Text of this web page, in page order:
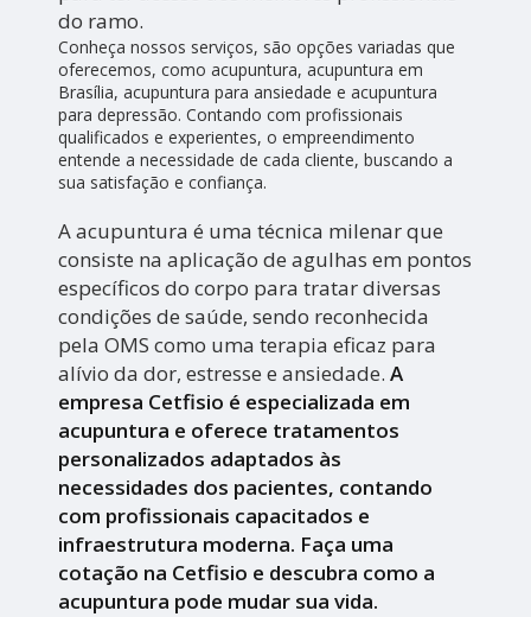
do ramo.
Conheça nossos serviços, são opções variadas que
oferecemos, como acupuntura, acupuntura em
Brasília, acupuntura para ansiedade e acupuntura
para depressão. Contando com profissionais
qualificados e experientes, o empreendimento
entende a necessidade de cada cliente, buscando a
sua satisfação e confiança.
A acupuntura é uma técnica milenar que
consiste na aplicação de agulhas em pontos
específicos do corpo para tratar diversas
condições de saúde, sendo reconhecida
pela OMS como uma terapia eficaz para
alívio da dor, estresse e ansiedade.A
empresa Cetfisio é especializada em
acupuntura e oferece tratamentos
personalizados adaptados às
necessidades dos pacientes, contando
com profissionais capacitados e
infraestrutura moderna. Faça uma
cotação na Cetfisio e descubra como a
acupuntura pode mudar sua vida.